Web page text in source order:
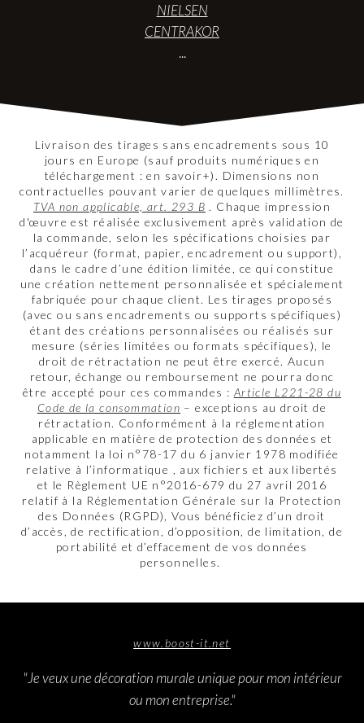
NIELSEN
CENTRAKOR
...
Livraison des tirages sans encadrements sous 10
jours en Europe (sauf produits numériques en
téléchargement : en savoir+). Dimensions non
contractuelles pouvant varier de quelques millimètres.
TVA non applicable, art. 293 B . Chaque impression
d'œuvre est réalisée exclusivement après validation de
la commande, selon les spécifications choisies par
l’acquéreur (format, papier, encadrement ou support),
dans le cadre d’une édition limitée, ce qui constitue
une création nettement personnalisée et spécialement
fabriquée pour chaque client. Les tirages proposés
(avec ou sans encadrements ou supports spécifiques)
étant des créations personnalisées ou réalisés sur
mesure (séries limitées ou formats spécifiques), le
droit de rétractation ne peut être exercé. Aucun
retour, échange ou remboursement ne pourra donc
être accepté pour ces commandes : Article L221-28 du
Code de la consommation – exceptions au droit de
rétractation. Conformément à la réglementation
applicable en matière de protection des données et
notamment la loi n°78-17 du 6 janvier 1978 modifiée
relative à l’informatique , aux fichiers et aux libertés
et le Règlement UE n°2016-679 du 27 avril 2016
relatif à la Réglementation Générale sur la Protection
des Données (RGPD), Vous bénéficiez d’un droit
d’accès, de rectification, d’opposition, de limitation, de
portabilité et d’effacement de vos données
personnelles.
www.boost-it.net
"Je veux une décoration murale unique pour mon intérieur
ou mon entreprise."